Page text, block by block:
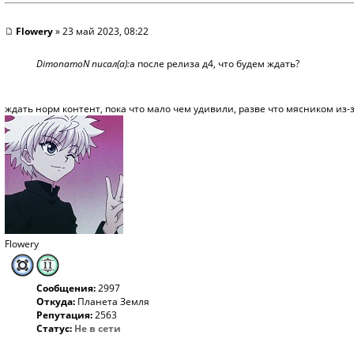
Flowery» 23 май 2023, 08:22
DimonamoN писал(а):а после релиза д4, что будем ждать?
ждать норм контент, пока что мало чем удивили, разве что мясником из-
Flowery
Сообщения:2997
Откуда: Планета Земля
Репутация:2563
Статус: Не в сети